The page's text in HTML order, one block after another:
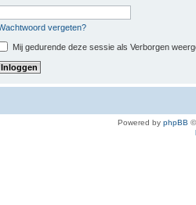
vergeten?
Mij gedurende deze sessie als Verborgen
Powered by phpBB